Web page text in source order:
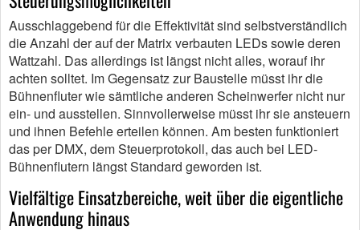
Ausschlaggebend für die Effektivität sind selbstverständlich
die Anzahl der auf der Matrix verbauten LEDs sowie deren
Wattzahl. Das allerdings ist längst nicht alles, worauf ihr
achten solltet. Im Gegensatz zur Baustelle müsst ihr die
Bühnenfluter wie sämtliche anderen Scheinwerfer nicht nur
ein- und ausstellen. Sinnvollerweise müsst ihr sie ansteuern
und ihnen Befehle erteilen können. Am besten funktioniert
das per DMX, dem Steuerprotokoll, das auch bei LED-
Bühnenflutern längst Standard geworden ist.
Vielfältige Einsatzbereiche, weit über die eigentliche
Anwendung hinaus